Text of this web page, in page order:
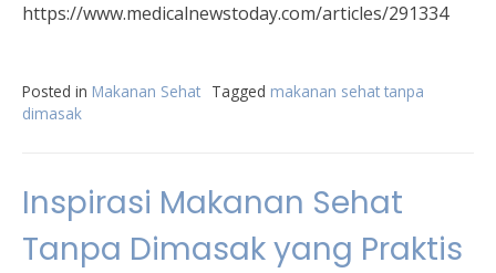
https://www.medicalnewstoday.com/articles/291334
Posted in Makanan Sehat Tagged makanan sehat tanpa
dimasak
Inspirasi Makanan Sehat
Tanpa Dimasak yang Praktis